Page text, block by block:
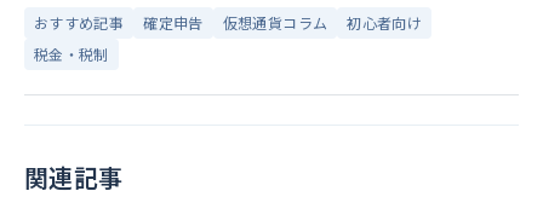
おすすめ記事 確定申告 仮想通貨コラム
初心者向け
税金・税制
関連記事